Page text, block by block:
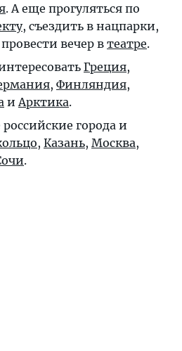
. А еще прогуляться по
, съездить в нацпарки,
вечер втеатре.
Греция,
, Финляндия,
и Арктика.
города и
, Казань, Москва,
.